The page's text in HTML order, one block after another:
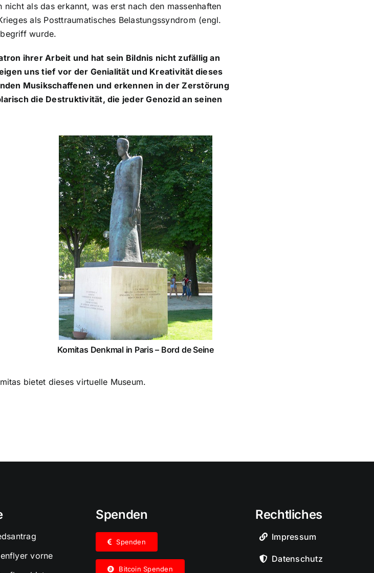
als das erkannt, was erst nach den massenhaften
als Posttraumatisches Belastungssyndrom (engl.
wurde.
ihrer Arbeit und hat sein Bildnis nicht zufällig an
uns tief vor der Genialität und Kreativität dieses
Musikschaffenen und erkennen in der Zerstörung
die Destruktivität, die jeder Genozid an seinen
Komitas Denkmal in Paris – Bord de Seine
bietet dieses virtuelle Museum.
vorne
Spenden
Spenden
Bitcoin Spenden
Rechtliches
Impressum
Datenschutz